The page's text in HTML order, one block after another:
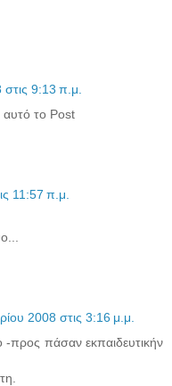
9:13 π.μ.
αυτό το Post
11:57 π.μ.
2008 στις 3:16 μ.μ.
-προς πάσαν εκπαιδευτικήν